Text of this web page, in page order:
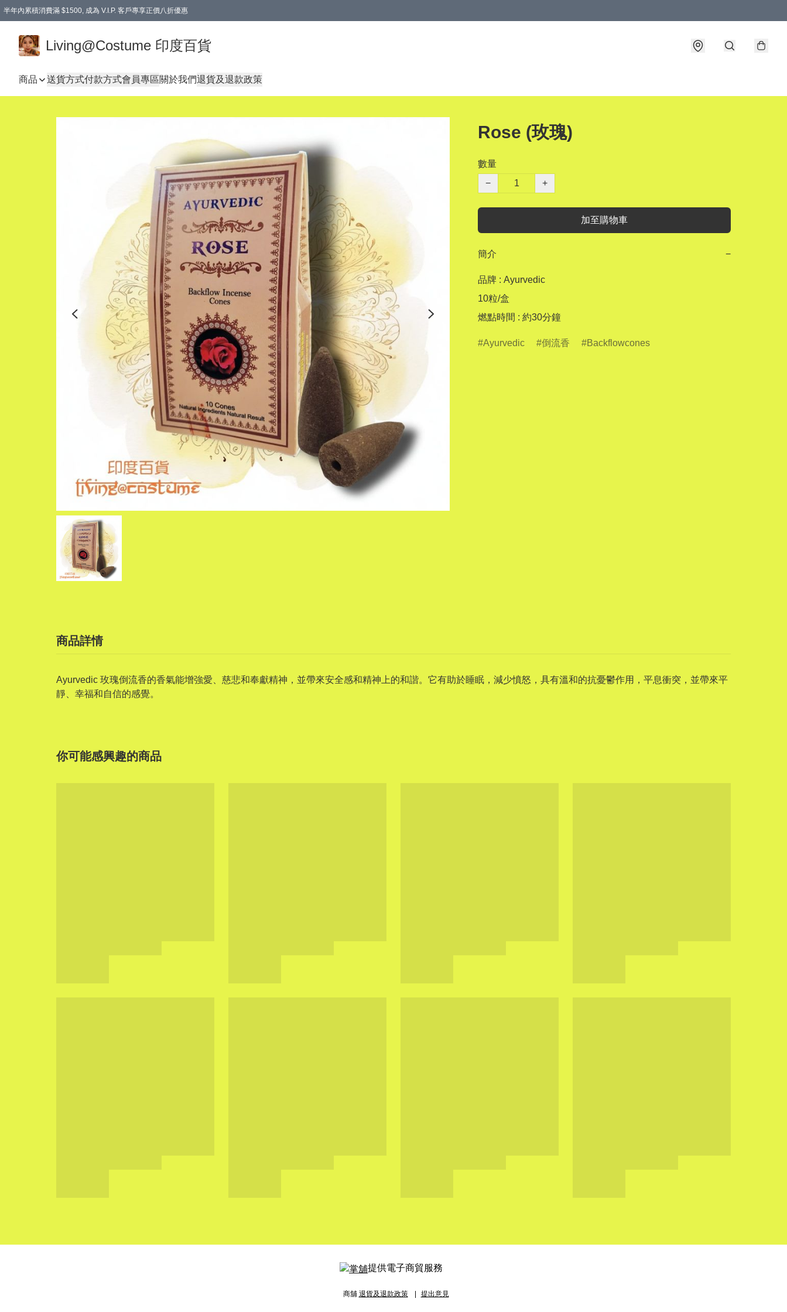
半年內累積消費滿 $1500, 成為 V.I.P. 客戶專享正價八折優惠
Living@Costume 印度百貨
商品 送貨方式付款方式會員專區關於我們退貨及退款政策
Rose (玫瑰)
數量
−
+
加至購物車
簡介 −
品牌 : Ayurvedic
10粒/盒
Ayurvedic 倒流香 Backflowcones
商品詳情
Ayurvedic 玫瑰倒流香的香氣能增強愛、慈悲和奉獻精神，並帶來安全感和精神上的和諧。它有助於睡眠，減少憤怒，具有溫和的抗憂鬱作用，平息衝突，並帶來平
靜、幸福和自信的感覺。
你可能感興趣的商品
提供電子商貿服務
商舖 退貨及退款政策 提出意見